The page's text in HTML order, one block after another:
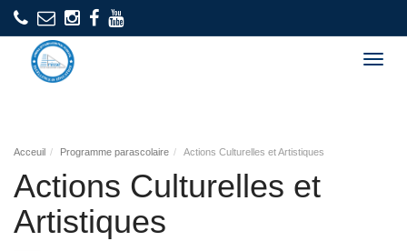
Acceuil Programme parascolaire Actions Culturelles et Artistiques
Actions Culturelles et
Artistiques